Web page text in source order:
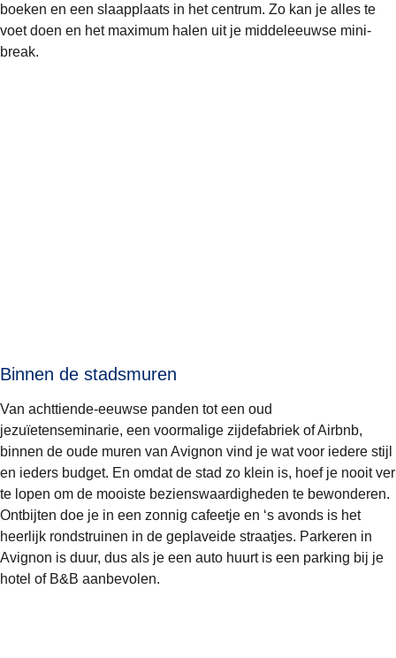
boeken en een slaapplaats in het centrum. Zo kan je alles te
voet doen en het maximum halen uit je middeleeuwse mini-
break.
Binnen de stadsmuren
Van achttiende-eeuwse panden tot een oud
jezuïetenseminarie, een voormalige zijdefabriek of Airbnb,
binnen de oude muren van Avignon vind je wat voor iedere stijl
en ieders budget. En omdat de stad zo klein is, hoef je nooit ver
te lopen om de mooiste bezienswaardigheden te bewonderen.
Ontbijten doe je in een zonnig cafeetje en ‘s avonds is het
heerlijk rondstruinen in de geplaveide straatjes. Parkeren in
Avignon is duur, dus als je een auto huurt is een parking bij je
hotel of B&B aanbevolen.